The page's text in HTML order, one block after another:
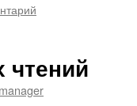
чтений
manager